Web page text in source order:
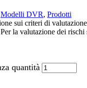
Modelli DVR, Prodotti
sui criteri di
la valutazione dei
quantità